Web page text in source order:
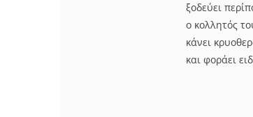
ξοδεύει
ο κολλητός
κάνει
και φοράει